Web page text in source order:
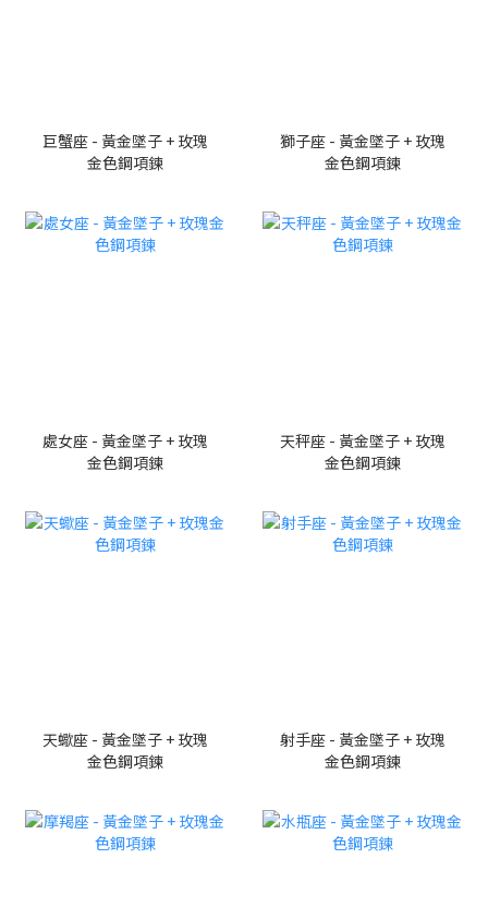
巨蟹座 - 黃金墜子 + 玫瑰
金色鋼項鍊
獅子座 - 黃金墜子 + 玫瑰
金色鋼項鍊
處女座 - 黃金墜子 + 玫瑰
金色鋼項鍊
天秤座 - 黃金墜子 + 玫瑰
金色鋼項鍊
天蠍座 - 黃金墜子 + 玫瑰
金色鋼項鍊
射手座 - 黃金墜子 + 玫瑰
金色鋼項鍊